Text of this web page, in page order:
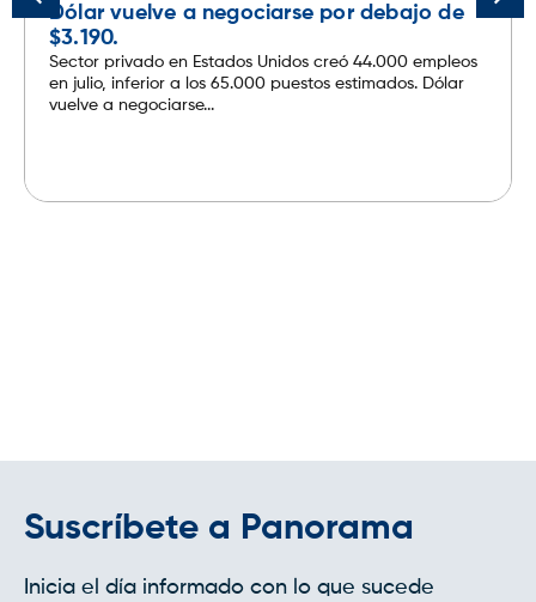
Dólar vuelve a negociarse por debajo de
$3.190.
Sector privado en Estados Unidos creó 44.000 empleos
en julio, inferior a los 65.000 puestos estimados. Dólar
vuelve a negociarse...
Suscríbete a Panorama
Inicia el día informado con lo que sucede